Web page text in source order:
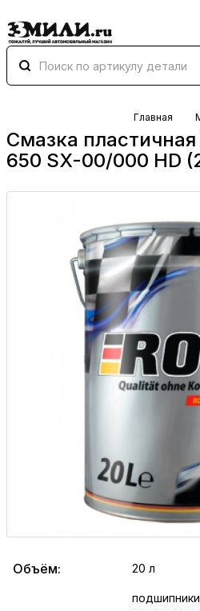
Смазка пластичная
650 SX-00/000 HD
Главная
Объём: 20 л